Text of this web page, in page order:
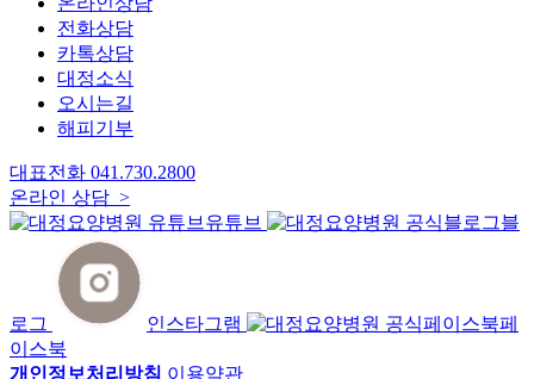
전화상담
카톡상담
대정소식
오시는길
해피기부
대표전화 041.730.2800
온라인 상담 >
유튜브
블
로그 인스타그램
페
이스북
개인정보처리방침 이용약관